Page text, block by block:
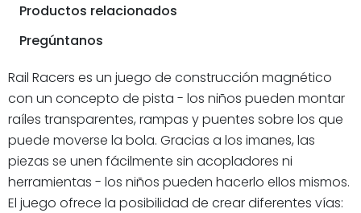
Productos relacionados
Pregúntanos
Rail Racers es un juego de construcción magnético
con un concepto de pista - los niños pueden montar
raíles transparentes, rampas y puentes sobre los que
puede moverse la bola. Gracias a los imanes, las
piezas se unen fácilmente sin acopladores ni
herramientas - los niños pueden hacerlo ellos mismos.
El juego ofrece la posibilidad de crear diferentes vías: